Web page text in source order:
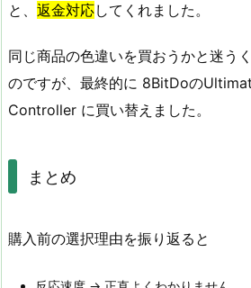
と、 返金対応してくれました。
同じ商品の色違いを買おうかと迷う
のですが、最終的に 8BitDoの
Controller に買い替えました。
まとめ
購入前の選択理由を振り返ると